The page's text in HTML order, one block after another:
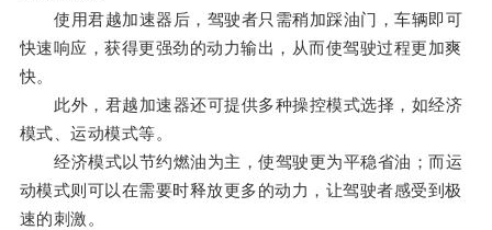
使用君越加速器后，驾驶者只需稍加踩油门，车辆即可
快速响应，获得更强劲的动力输出，从而使驾驶过程更加爽
快。
此外，君越加速器还可提供多种操控模式选择，如经济
模式、运动模式等。
经济模式以节约燃油为主，使驾驶更为平稳省油；而运
动模式则可以在需要时释放更多的动力，让驾驶者感受到极
速的刺激。